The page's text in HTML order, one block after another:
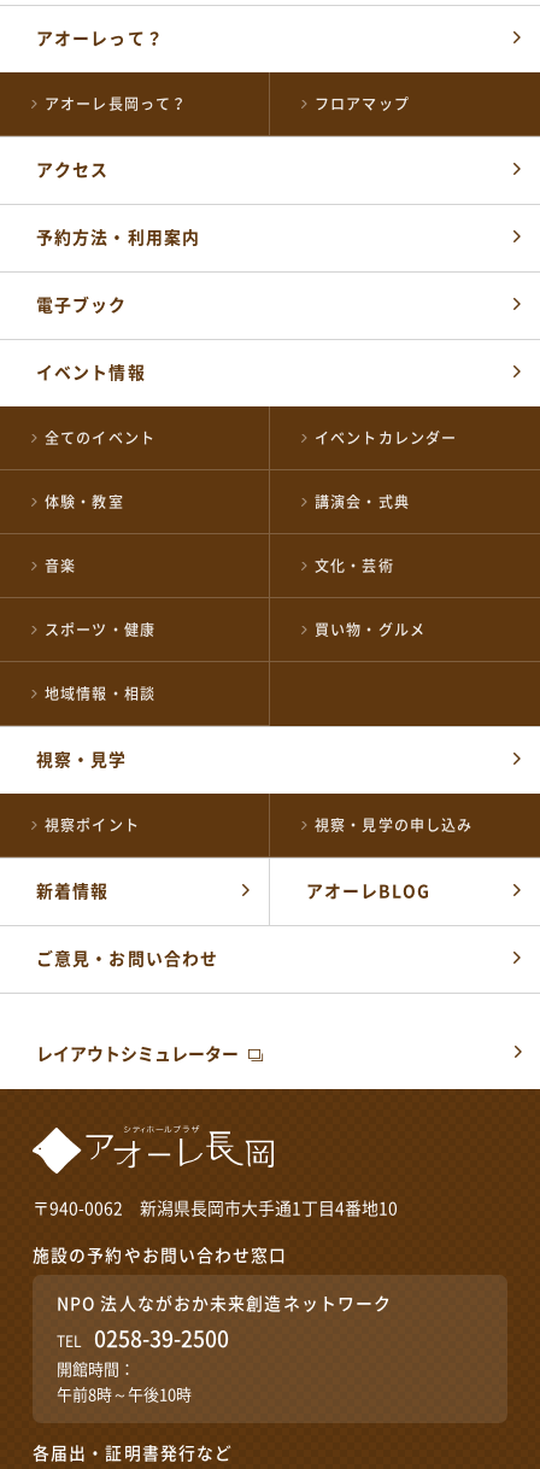
〒940-0062 新潟県長岡市大手通1丁目4番地10
施設の予約やお問い合わせ窓口
NPO 法人ながおか未来創造ネットワーク
TEL 0258-39-2500
開館時間：
午前8時～午後10時
各届出・証明書発行など
アオーレって？
アオーレ長岡って？ フロアマップ
アクセス
予約方法・利用案内
電子ブック
イベント情報
全てのイベント イベントカレンダー
体験・教室 講演会・式典
音楽 文化・芸術
スポーツ・健康 買い物・グルメ
地域情報・相談
視察・見学
視察ポイント 視察・見学の申し込み
新着情報 アオーレBLOG
ご意見・お問い合わせ
レイアウトシミュレーター
各届出・証明書発行など
TEL 0258-35-1122
開館時間：
休業日 日曜日・年末年始
施設の予約やお問い合わせ窓口
NPO 法人ながおか未来創造ネットワーク
0258-39-2500
開館時間：